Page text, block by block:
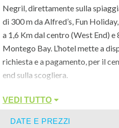
Negril, direttamente sulla
di 300 m da Alfred’s, Fun
a 1,6 Km dal centro (West End)
Montego Bay. L’hotel mette a
richiesta e a pagamento, per il
end sulla scogliera.
La spiaggia:
VEDI TUTTO
DATE E PREZZI